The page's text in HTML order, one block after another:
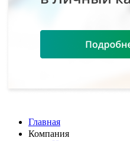
Главная
Компания